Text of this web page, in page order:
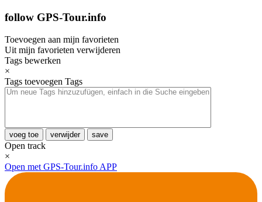
follow GPS-Tour.info
Toevoegen aan mijn favorieten
Uit mijn favorieten verwijderen
Tags bewerken
×
Tags toevoegen Tags
voeg toe verwijder save
Open track
×
Open met GPS-Tour.info APP